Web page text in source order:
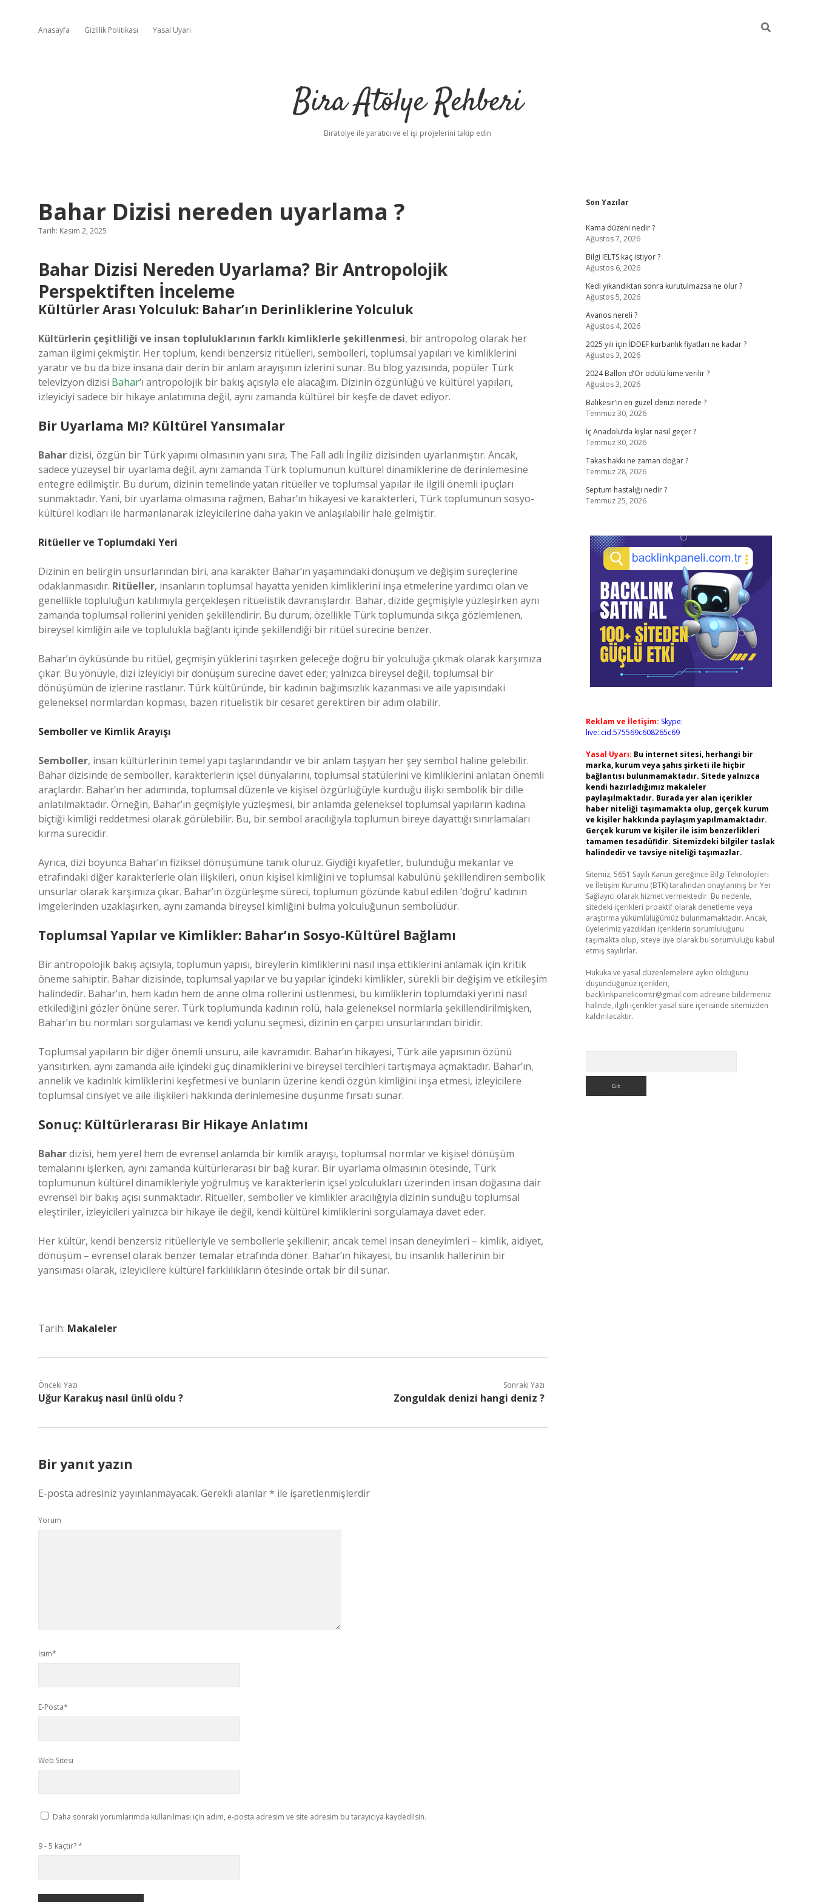
Anasayfa Gizlilik Politikası Yasal Uyarı
Bira Atölye Rehberi
Biratolye ile yaratıcı ve el işi projelerini takip edin
Bahar Dizisi nereden uyarlama ?
Tarih: Kasım 2, 2025
Bahar Dizisi Nereden Uyarlama? Bir Antropolojik
Perspektiften İnceleme
Kültürler Arası Yolculuk: Bahar’ın Derinliklerine Yolculuk
Kültürlerin çeşitliliği ve insan topluluklarının farklı kimliklerle şekillenmesi, bir antropolog olarak her
zaman ilgimi çekmiştir. Her toplum, kendi benzersiz ritüelleri, sembolleri, toplumsal yapıları ve kimliklerini
yaratır ve bu da bize insana dair derin bir anlam arayışının izlerini sunar. Bu blog yazısında, popüler Türk
televizyon dizisi Bahar‘ı antropolojik bir bakış açısıyla ele alacağım. Dizinin özgünlüğü ve kültürel yapıları,
izleyiciyi sadece bir hikaye anlatımına değil, aynı zamanda kültürel bir keşfe de davet ediyor.
Bir Uyarlama Mı? Kültürel Yansımalar
Bahardizisi, özgün bir Türk yapımı olmasının yanı sıra, The Fall adlı İngiliz dizisinden uyarlanmıştır. Ancak,
sadece yüzeysel bir uyarlama değil, aynı zamanda Türk toplumunun kültürel dinamiklerine de derinlemesine
entegre edilmiştir. Bu durum, dizinin temelinde yatan ritüeller ve toplumsal yapılar ile ilgili önemli ipuçları
sunmaktadır. Yani, bir uyarlama olmasına rağmen, Bahar’ın hikayesi ve karakterleri, Türk toplumunun sosyo-
kültürel kodları ile harmanlanarak izleyicilerine daha yakın ve anlaşılabilir hale gelmiştir.
Ritüeller ve Toplumdaki Yeri
Dizinin en belirgin unsurlarından biri, ana karakter Bahar’ın yaşamındaki dönüşüm ve değişim süreçlerine
odaklanmasıdır. Ritüeller, insanların toplumsal hayatta yeniden kimliklerini inşa etmelerine yardımcı olan ve
genellikle topluluğun katılımıyla gerçekleşen ritüelistik davranışlardır. Bahar, dizide geçmişiyle yüzleşirken aynı
zamanda toplumsal rollerini yeniden şekillendirir. Bu durum, özellikle Türk toplumunda sıkça gözlemlenen,
bireysel kimliğin aile ve toplulukla bağlantı içinde şekillendiği bir ritüel sürecine benzer.
Bahar’ın öyküsünde bu ritüel, geçmişin yüklerini taşırken geleceğe doğru bir yolculuğa çıkmak olarak karşımıza
çıkar. Bu yönüyle, dizi izleyiciyi bir dönüşüm sürecine davet eder; yalnızca bireysel değil, toplumsal bir
dönüşümün de izlerine rastlanır. Türk kültüründe, bir kadının bağımsızlık kazanması ve aile yapısındaki
geleneksel normlardan kopması, bazen ritüelistik bir cesaret gerektiren bir adım olabilir.
Semboller ve Kimlik Arayışı
Semboller, insan kültürlerinin temel yapı taşlarındandır ve bir anlam taşıyan her şey sembol haline gelebilir.
Bahar dizisinde de semboller, karakterlerin içsel dünyalarını, toplumsal statülerini ve kimliklerini anlatan önemli
araçlardır. Bahar’ın her adımında, toplumsal düzenle ve kişisel özgürlüğüyle kurduğu ilişki sembolik bir dille
anlatılmaktadır. Örneğin, Bahar’ın geçmişiyle yüzleşmesi, bir anlamda geleneksel toplumsal yapıların kadına
biçtiği kimliği reddetmesi olarak görülebilir. Bu, bir sembol aracılığıyla toplumun bireye dayattığı sınırlamaları
kırma sürecidir.
Ayrıca, dizi boyunca Bahar’ın fiziksel dönüşümüne tanık oluruz. Giydiği kıyafetler, bulunduğu mekanlar ve
etrafındaki diğer karakterlerle olan ilişkileri, onun kişisel kimliğini ve toplumsal kabulünü şekillendiren sembolik
unsurlar olarak karşımıza çıkar. Bahar’ın özgürleşme süreci, toplumun gözünde kabul edilen ‘doğru’ kadının
imgelerinden uzaklaşırken, aynı zamanda bireysel kimliğini bulma yolculuğunun sembolüdür.
Toplumsal Yapılar ve Kimlikler: Bahar’ın Sosyo-Kültürel Bağlamı
Bir antropolojik bakış açısıyla, toplumun yapısı, bireylerin kimliklerini nasıl inşa ettiklerini anlamak için kritik
öneme sahiptir. Bahar dizisinde, toplumsal yapılar ve bu yapılar içindeki kimlikler, sürekli bir değişim ve etkileşim
halindedir. Bahar’ın, hem kadın hem de anne olma rollerini üstlenmesi, bu kimliklerin toplumdaki yerini nasıl
etkilediğini gözler önüne serer. Türk toplumunda kadının rolü, hala geleneksel normlarla şekillendirilmişken,
Bahar’ın bu normları sorgulaması ve kendi yolunu seçmesi, dizinin en çarpıcı unsurlarından biridir.
Toplumsal yapıların bir diğer önemli unsuru, aile kavramıdır. Bahar’ın hikayesi, Türk aile yapısının özünü
yansıtırken, aynı zamanda aile içindeki güç dinamiklerini ve bireysel tercihleri tartışmaya açmaktadır. Bahar’ın,
annelik ve kadınlık kimliklerini keşfetmesi ve bunların üzerine kendi özgün kimliğini inşa etmesi, izleyicilere
toplumsal cinsiyet ve aile ilişkileri hakkında derinlemesine düşünme fırsatı sunar.
Sonuç: Kültürlerarası Bir Hikaye Anlatımı
Bahardizisi, hem yerel hem de evrensel anlamda bir kimlik arayışı, toplumsal normlar ve kişisel dönüşüm
temalarını işlerken, aynı zamanda kültürlerarası bir bağ kurar. Bir uyarlama olmasının ötesinde, Türk
toplumunun kültürel dinamikleriyle yoğrulmuş ve karakterlerin içsel yolculukları üzerinden insan doğasına dair
evrensel bir bakış açısı sunmaktadır. Ritüeller, semboller ve kimlikler aracılığıyla dizinin sunduğu toplumsal
eleştiriler, izleyicileri yalnızca bir hikaye ile değil, kendi kültürel kimliklerini sorgulamaya davet eder.
Her kültür, kendi benzersiz ritüelleriyle ve sembollerle şekillenir; ancak temel insan deneyimleri – kimlik, aidiyet,
dönüşüm – evrensel olarak benzer temalar etrafında döner. Bahar’ın hikayesi, bu insanlık hallerinin bir
yansıması olarak, izleyicilere kültürel farklılıkların ötesinde ortak bir dil sunar.
Tarih: Makaleler
Önceki Yazı
Uğur Karakuş nasıl ünlü oldu ?
Sonraki Yazı
Zonguldak denizi hangi deniz ?
Bir yanıt yazın
E-posta adresiniz yayınlanmayacak. Gerekli alanlar* ile işaretlenmişlerdir
Yorum
İsim*
E-Posta*
Web Sitesi
Daha sonraki yorumlarımda kullanılması için adım, e-posta adresim ve site adresim bu tarayıcıya kaydedilsin.
9 - 5 kaçtır?*
Sidebar
Son Yazılar
Kama düzeni nedir ?
Ağustos 7, 2026
Bilgi IELTS kaç istiyor ?
Ağustos 6, 2026
Kedi yıkandıktan sonra kurutulmazsa ne olur ?
Ağustos 5, 2026
Avanos nereli ?
Ağustos 4, 2026
2025 yılı için İDDEF kurbanlık fiyatları ne kadar ?
Ağustos 3, 2026
2024 Ballon d’Or ödülü kime verilir ?
Ağustos 3, 2026
Balıkesir’in en güzel denizi nerede ?
Temmuz 30, 2026
İç Anadolu’da kışlar nasıl geçer ?
Temmuz 30, 2026
Takas hakkı ne zaman doğar ?
Temmuz 28, 2026
Septum hastalığı nedir ?
Temmuz 25, 2026
Reklam ve İletişim: Skype:
live:.cid.575569c608265c69
Yasal Uyarı: Bu internet sitesi, herhangi bir
marka, kurum veya şahıs şirketi ile hiçbir
bağlantısı bulunmamaktadır. Sitede yalnızca
kendi hazırladığımız makaleler
paylaşılmaktadır. Burada yer alan içerikler
haber niteliği taşımamakta olup, gerçek kurum
ve kişiler hakkında paylaşım yapılmamaktadır.
Gerçek kurum ve kişiler ile isim benzerlikleri
tamamen tesadüfidir. Sitemizdeki bilgiler taslak
halindedir ve tavsiye niteliği taşımazlar.
Sitemiz, 5651 Sayılı Kanun gereğince Bilgi Teknolojileri
ve İletişim Kurumu (BTK) tarafından onaylanmış bir Yer
Sağlayıcı olarak hizmet vermektedir. Bu nedenle,
sitedeki içerikleri proaktif olarak denetleme veya
araştırma yükümlülüğümüz bulunmamaktadır. Ancak,
üyelerimiz yazdıkları içeriklerin sorumluluğunu
taşımakta olup, siteye üye olarak bu sorumluluğu kabul
etmiş sayılırlar.
Hukuka ve yasal düzenlemelere aykırı olduğunu
düşündüğünüz içerikleri,
backlinkpanelicomtr@gmail.com adresine bildirmeniz
halinde, ilgili içerikler yasal süre içerisinde sitemizden
kaldırılacaktır.
ilbetbetciBetexper giriş adresi